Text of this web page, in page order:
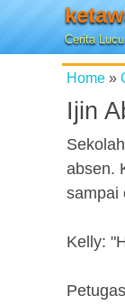
Cerita
Home »
Ijin
absen.
sampai
Kelly: